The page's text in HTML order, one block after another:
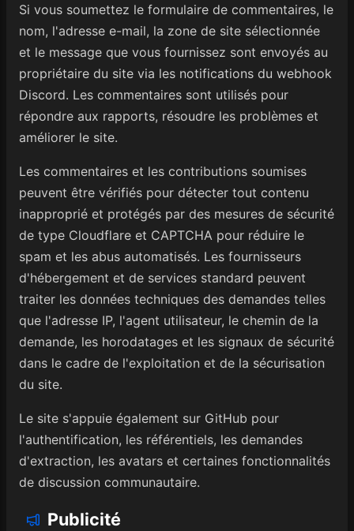
Si vous soumettez le formulaire de commentaires, le
nom, l'adresse e-mail, la zone de site sélectionnée
et le message que vous fournissez sont envoyés au
propriétaire du site via les notifications du webhook
Discord. Les commentaires sont utilisés pour
répondre aux rapports, résoudre les problèmes et
améliorer le site.
Les commentaires et les contributions soumises
peuvent être vérifiés pour détecter tout contenu
inapproprié et protégés par des mesures de sécurité
de type Cloudflare et CAPTCHA pour réduire le
spam et les abus automatisés. Les fournisseurs
d'hébergement et de services standard peuvent
traiter les données techniques des demandes telles
que l'adresse IP, l'agent utilisateur, le chemin de la
demande, les horodatages et les signaux de sécurité
dans le cadre de l'exploitation et de la sécurisation
du site.
Le site s'appuie également sur GitHub pour
l'authentification, les référentiels, les demandes
d'extraction, les avatars et certaines fonctionnalités
de discussion communautaire.
Publicité